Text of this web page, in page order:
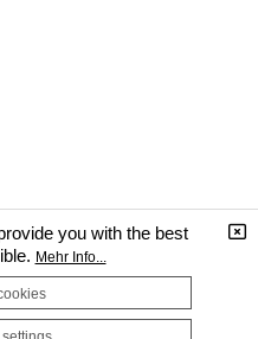
you with the best
Mehr Info...